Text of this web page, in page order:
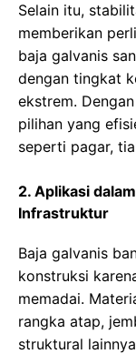
Selain itu,
memberikan
baja galvanis
dengan tingkat
ekstrem.
pilihan yang
seperti pagar,
2. Aplikasi
Infrastruktur
Baja galvanis
konstruksi
memadai.
rangka atap,
struktural